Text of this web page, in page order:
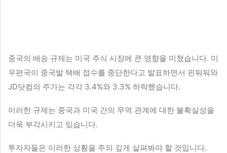
중국의 배송 규제는 미국 주식 시장에 큰 영향을 미쳤습니다. 미
우편국이 중국발 택배 접수를 중단한다고 발표하면서 핀둬둬와
JD닷컴의 주가는 각각 3.4%와 3.3% 하락했습니다.
이러한 규제는 중국과 미국 간의 무역 관계에 대한 불확실성을
더욱 부각시키고 있습니다.
투자자들은 이러한 상황을 주의 깊게 살펴봐야 할 것입니다.